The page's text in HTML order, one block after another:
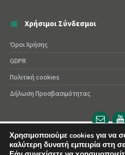
Χρήσιμοι Σύνδεσμοι
Όροι Χρήσης
GDPR
Πολιτική cookies
Δήλωση Προσβασιμότητας
Email
url
© 2025 Δήμος Αλεξάνδρειας |
Χρησιμοποιούμε cookies για να
καλύτερη δυνατή εμπειρία στη